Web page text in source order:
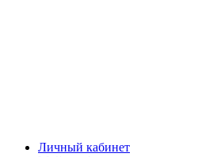
Личный кабинет